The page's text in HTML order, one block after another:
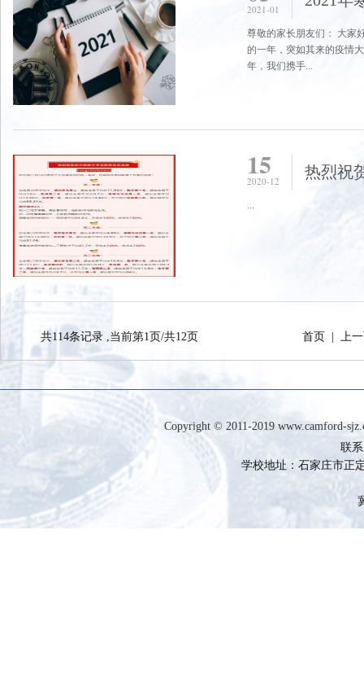
2021-01
尊敬的家长朋友们： 大家
的一年，突如其来的疫情
年，我们携手...
15
2020-12
...
共114条记录 ,当前第1页/共12页 首页 上
Copyright © 2011-2019 www.camford-
联
学校地址：石家庄市正